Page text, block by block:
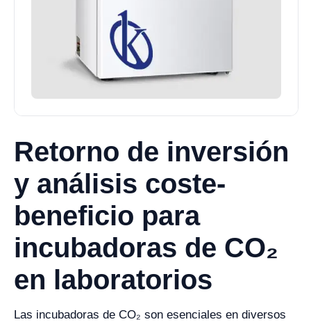
Retorno de inversión
y análisis coste-
beneficio para
incubadoras de CO₂
en laboratorios
Las incubadoras de CO₂ son esenciales en diversos